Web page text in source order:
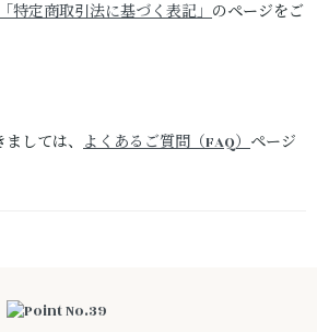
特定商取引法に基づく表記」のページをご
しては、 よくあるご質問（FAQ）ページ